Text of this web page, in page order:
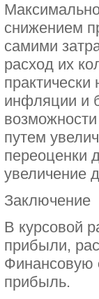
снижением
самими
расход их
инфляции и
путем
переоценки
увеличение
Заключение
В курсовой
прибыли,
Финансовую
прибыль.